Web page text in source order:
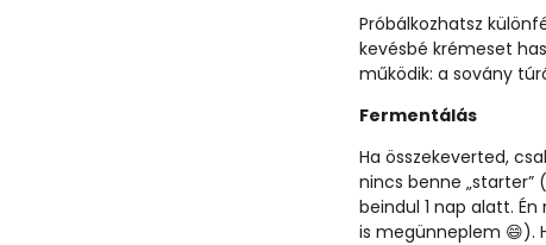
Próbálkozhatsz
kevésbé krémeset
működik: a sovány
Fermentálás
Ha összekeverted,
nincs benne
beindul 1 nap alatt.
is megünneplem 😄).